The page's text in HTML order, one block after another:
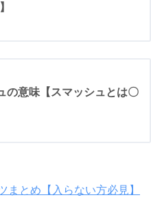
の意味【スマッシュとは〇
まとめ【入らない方必見】